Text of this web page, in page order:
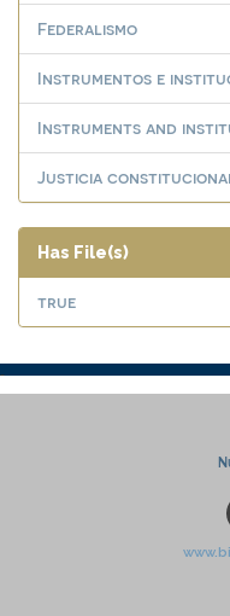
Federalismo
Instrumentos e
Instruments and
Justicia
Has File(s)
true